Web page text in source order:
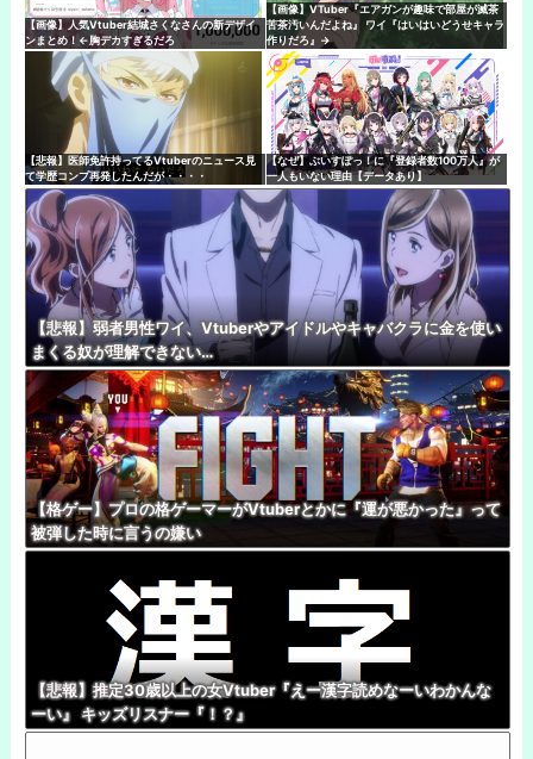
【画像】人気Vtuber結城さくなさんの新デザイ
ンまとめ！←胸デカすぎるだろ
【画像】VTuber『エアガンが趣味で部屋が滅茶
苦茶汚いんだよね』 ワイ『はいはいどうせキャラ
作りだろ』→
【悲報】医師免許持ってるVtuberのニュース見
て学歴コンプ再発したんだが・・・・
【なぜ】ぶいすぽっ！に『登録者数100万人』が
一人もいない理由【データあり】
【悲報】弱者男性ワイ、Vtuberやアイドルやキャバクラに金を使い
まくる奴が理解できない…
【格ゲー】プロの格ゲーマーがVtuberとかに『運が悪かった』って
被弾した時に言うの嫌い
【悲報】推定30歳以上の女Vtuber『えー漢字読めなーいわかんな
ーい』 キッズリスナー『！？』